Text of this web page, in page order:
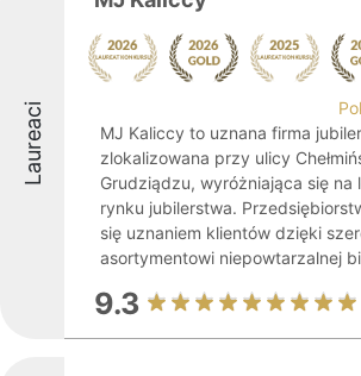
Laureaci
MJ Kaliccy to uznana firma
zlokalizowana przy ulicy
Grudziądzu, wyróżniająca się na
rynku jubilerstwa.
się uznaniem klientów dzięki
asortymentowi niepowtarzalnej
9.3